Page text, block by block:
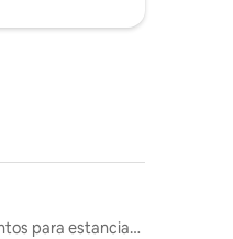
Alojamientos para estancias largas